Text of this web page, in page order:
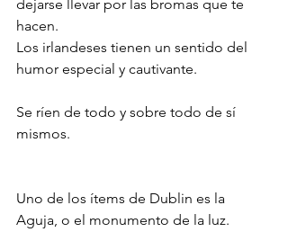
dejarse llevar por las bromas que te
hacen.
Los irlandeses tienen un sentido del
humor especial y cautivante.
Se ríen de todo y sobre todo de sí
mismos.
Uno de los ítems de Dublin es la
Aguja, o el monumento de la luz.